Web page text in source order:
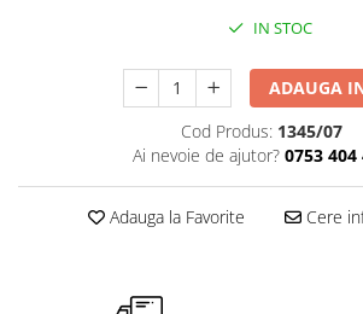
IN STOC
ADAUGA
Cod Produs: 1345/07
Ai nevoie de ajutor? 0753 404
Adauga la Favorite Cere